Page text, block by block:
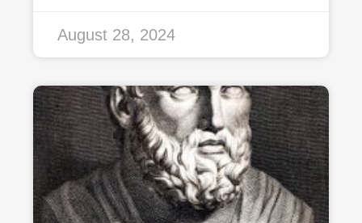
August 28, 2024